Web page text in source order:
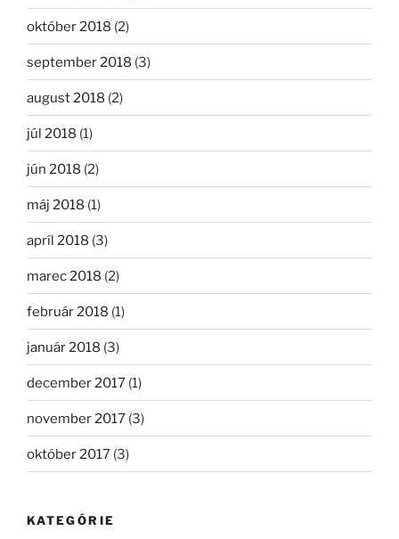
október 2018 (2)
september 2018 (3)
august 2018 (2)
júl 2018 (1)
jún 2018 (2)
máj 2018 (1)
apríl 2018 (3)
marec 2018 (2)
február 2018 (1)
január 2018 (3)
december 2017 (1)
november 2017 (3)
október 2017 (3)
KATEGÓRIE